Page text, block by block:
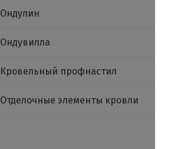
Ондулин
Ондувилла
Кровельный профнастил
Отделочные элементы кровли